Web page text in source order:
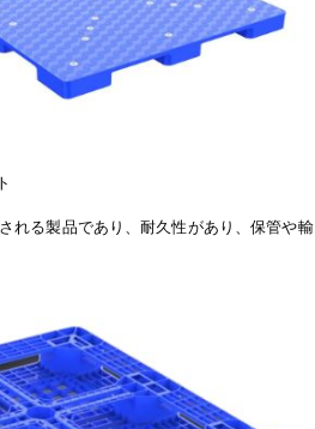
れる製品であり、耐久性があり、保管や輸